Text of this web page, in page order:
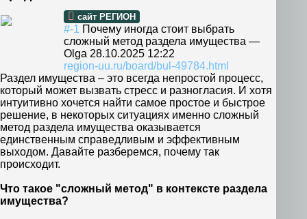
сайт РЕГИОН
#-1 Почему иногда стоит выбрать
сложный метод раздела имущества —
Olga 28.10.2025 12:22
region-uu.ru/board/bul-49784.html
Раздел имущества – это всегда непростой процесс,
который может вызвать стресс и разногласия. И хотя
интуитивно хочется найти самое простое и быстрое
решение, в некоторых ситуациях именно сложный
метод раздела имущества оказывается
единственным справедливым и эффективным
выходом. Давайте разберемся, почему так
происходит.
Что такое "сложный метод" в контексте раздела
имущества?